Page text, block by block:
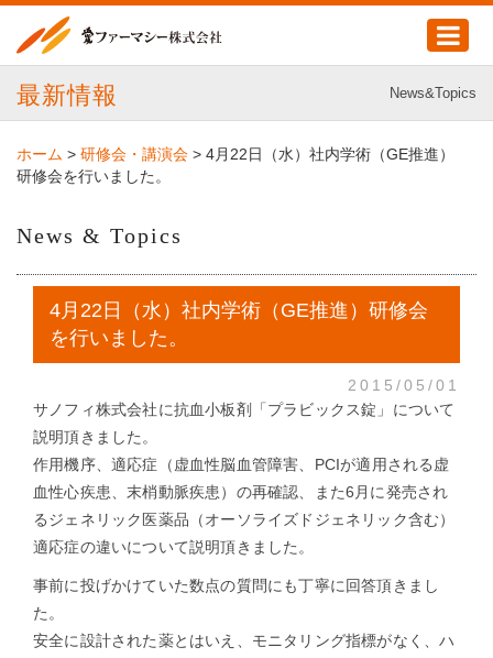
最新情報 News&Topics
ホーム > 研修会・講演会 > 4月22日（水）社内学術（GE推進）
研修会を行いました。
News & Topics
4月22日（水）社内学術（GE推進）研修会
を行いました。
2015/05/01
サノフィ株式会社に抗血小板剤「プラビックス錠」について
説明頂きました。
作用機序、適応症（虚血性脳血管障害、PCIが適用される虚
血性心疾患、末梢動脈疾患）の再確認、また6月に発売され
るジェネリック医薬品（オーソライズドジェネリック含む）
適応症の違いについて説明頂きました。
事前に投げかけていた数点の質問にも丁寧に回答頂きまし
た。
安全に設計された薬とはいえ、モニタリング指標がなく、ハ